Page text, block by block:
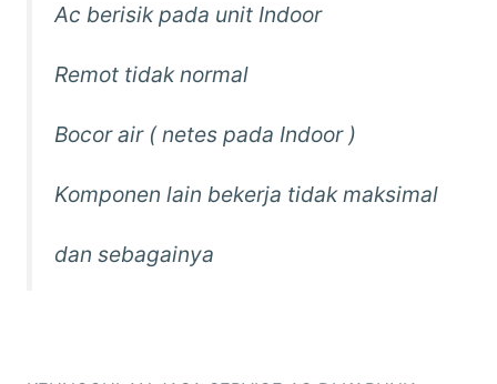
Ac berisik pada unit Indoor
Remot tidak normal
Bocor air ( netes pada Indoor )
Komponen lain bekerja tidak maksimal
dan sebagainya